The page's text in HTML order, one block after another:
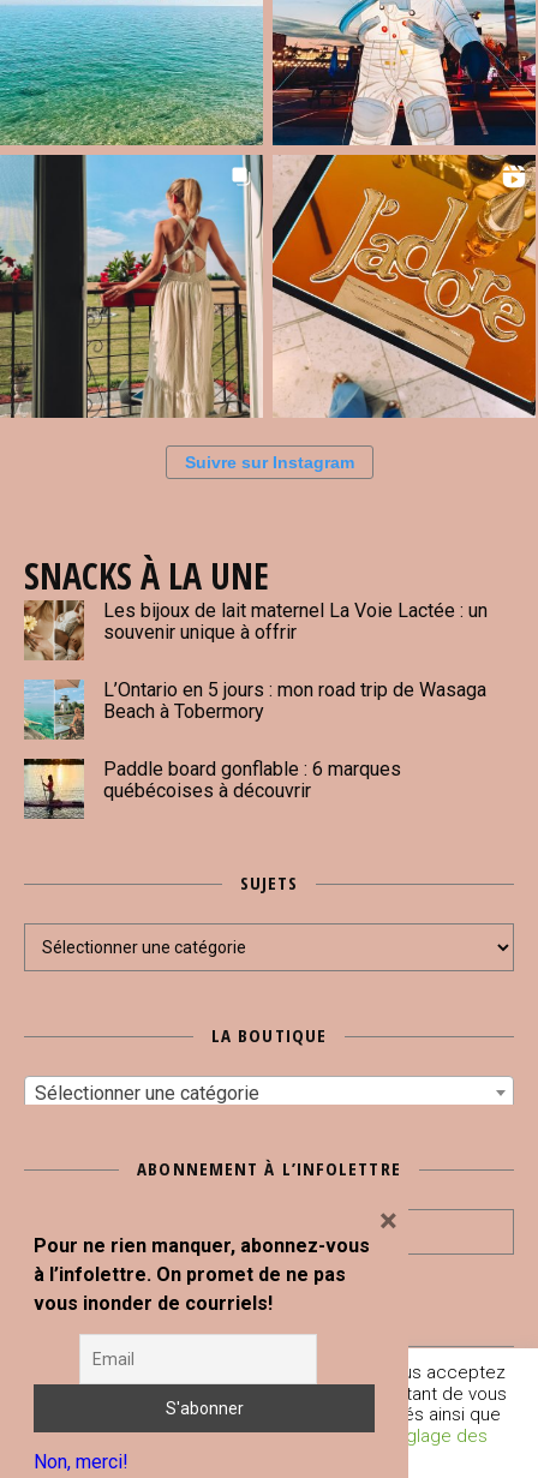
Suivre sur Instagram
SNACKS À LA UNE
Les bijoux de lait maternel La Voie Lactée : un
souvenir unique à offrir
L’Ontario en 5 jours : mon road trip de Wasaga
Beach à Tobermory
Paddle board gonflable : 6 marques
québécoises à découvrir
SUJETS
LA BOUTIQUE
Sélectionner une catégorie
ABONNEMENT À L’INFOLETTRE
Tous droits réservés © Blogue Le Snack Bar 2020
Boutique Conditions générales et mentions légales
L’équipe du SNACK BAR Contact
En poursuivant votre navigation sur ce site, vous acceptez
l'utilisation de traceurs (cookies) nous permettant de vous
fournir les services et fonctionnalités proposés ainsi que
d’améliorer votre expérience globale.
Réglage des
Pour ne rien manquer, abonnez-vous
à l’infolettre. On promet de ne pas
vous inonder de courriels!
Non, merci!
×